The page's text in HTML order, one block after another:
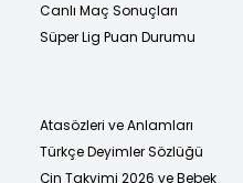
Canlı Maç Sonuçları
Süper Lig Puan Durumu
Atasözleri ve Anlamları
Türkçe Deyimler Sözlüğü
Çin Takvimi 2026 ve Bebek